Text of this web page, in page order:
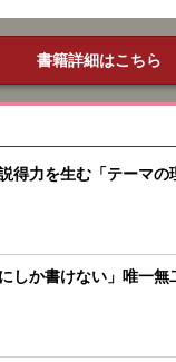
書籍詳細はこちら
得力を生む「テーマの
にしか書けない」唯一